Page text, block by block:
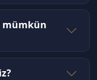
mümkün